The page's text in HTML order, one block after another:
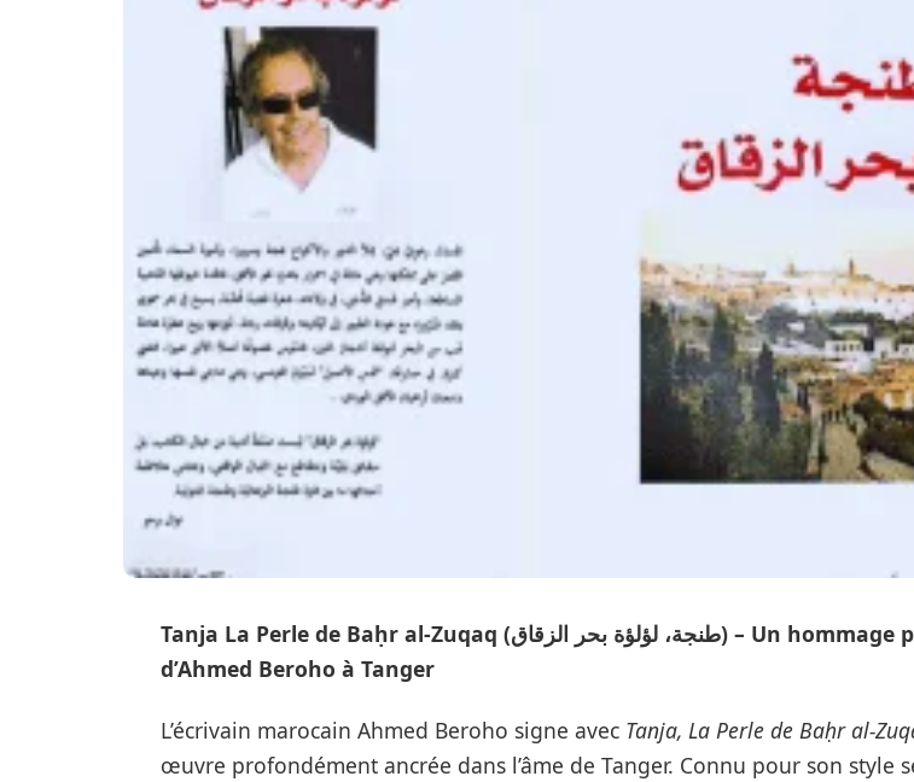
Tanja La Perle de Baḥr al-Zuqaq (طنجة، لؤلؤة بحر الزقاق) – Un hommage poétique
d’Ahmed Beroho à Tanger
L’écrivain marocain Ahmed Beroho signe avec Tanja, La Perle de Baḥr al-
œuvre profondément ancrée dans l’âme de Tanger. Connu pour son style